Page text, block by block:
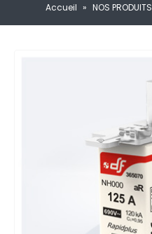
Accueil » NOS PRODUITS